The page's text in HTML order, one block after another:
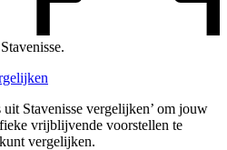
Stavenisse vergelijken’ om jouw
vrijblijvende voorstellen te
vergelijken.